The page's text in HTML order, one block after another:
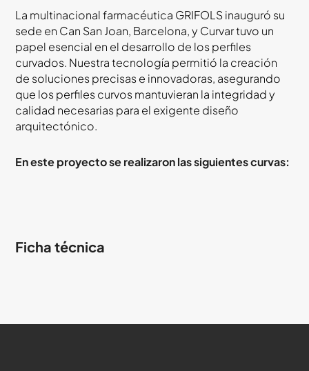
La multinacional farmacéutica GRIFOLS inauguró su
sede en Can San Joan, Barcelona, y Curvar tuvo un
papel esencial en el desarrollo de los perfiles
curvados. Nuestra tecnología permitió la creación
de soluciones precisas e innovadoras, asegurando
que los perfiles curvos mantuvieran la integridad y
calidad necesarias para el exigente diseño
arquitectónico.
En este proyecto se realizaron las siguientes curvas:
Ficha técnica